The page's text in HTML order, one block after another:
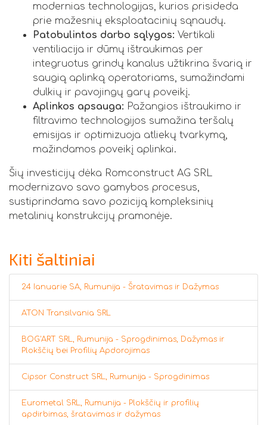
modernias technologijas, kurios prisideda
prie mažesnių eksploatacinių sąnaudų.
Patobulintos darbo sąlygos: Vertikali
ventiliacija ir dūmų ištraukimas per
integruotus grindų kanalus užtikrina švarią ir
saugią aplinką operatoriams, sumažindami
dulkių ir pavojingų garų poveikį.
Aplinkos apsauga: Pažangios ištraukimo ir
filtravimo technologijos sumažina teršalų
emisijas ir optimizuoja atliekų tvarkymą,
mažindamos poveikį aplinkai.
Šių investicijų dėka Romconstruct AG SRL
modernizavo savo gamybos procesus,
sustiprindama savo poziciją kompleksinių
metalinių konstrukcijų pramonėje.
Kiti šaltiniai
24 Ianuarie SA, Rumunija - Šratavimas ir Dažymas
ATON Transilvania SRL
BOG'ART SRL, Rumunija - Sprogdinimas, Dažymas ir
Plokščių bei Profilių Apdorojimas
Cipsor Construct SRL, Rumunija - Sprogdinimas
Eurometal SRL, Rumunija - Plokščių ir profilių
apdirbimas, šratavimas ir dažymas